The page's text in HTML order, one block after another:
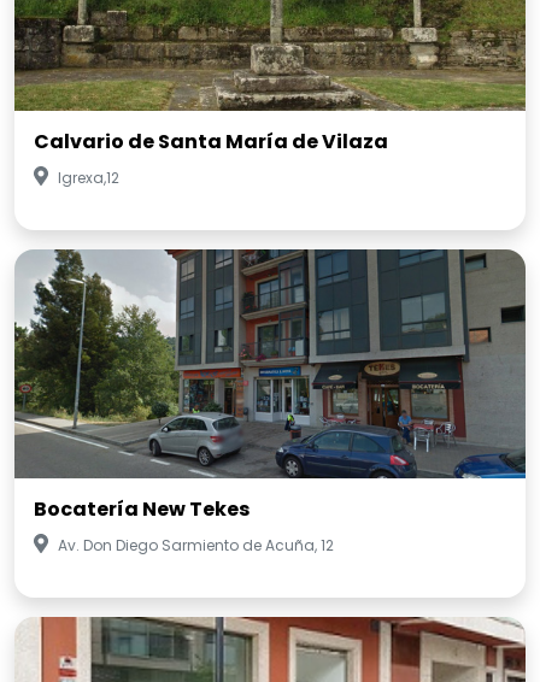
Calvario de Santa María de Vilaza
Igrexa,12
Bocatería New Tekes
Av. Don Diego Sarmiento de Acuña, 12